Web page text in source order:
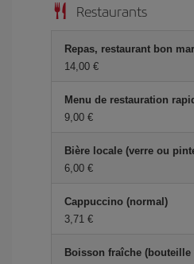
Restaurants
Repas, restaurant bon
14,00 €
Menu de restauration
9,00 €
Bière locale (verre ou
6,00 €
Cappuccino (normal)
3,71 €
Boisson fraîche (bouteille